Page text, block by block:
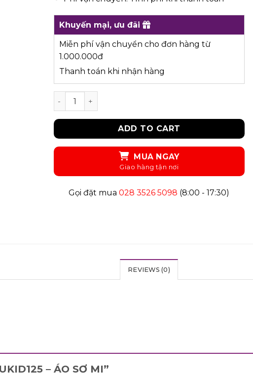
Khuyến mại, ưu đãi
Miễn phí vận chuyển cho đơn hàng từ
1.000.000đ
Thanh toán khi nhận hàng
UKID125 - ÁO SƠ MI quantity
ADD TO CART
MUA NGAY
Gọi đặt mua028 3526 5098 (8:00 - 17:30)
REVIEWS (0)
– ÁO SƠ MI”